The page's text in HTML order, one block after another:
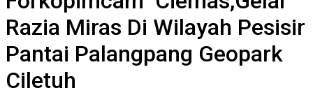
Razia Miras Di Wilayah Pesisir
Pantai Palangpang Geopark
Ciletuh